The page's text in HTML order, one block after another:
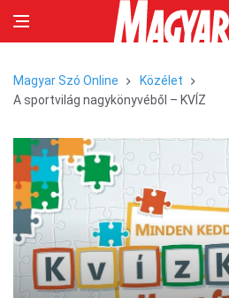
Magyar Szó Online
Közélet
A sportvilág nagykönyvéből – KVÍZ